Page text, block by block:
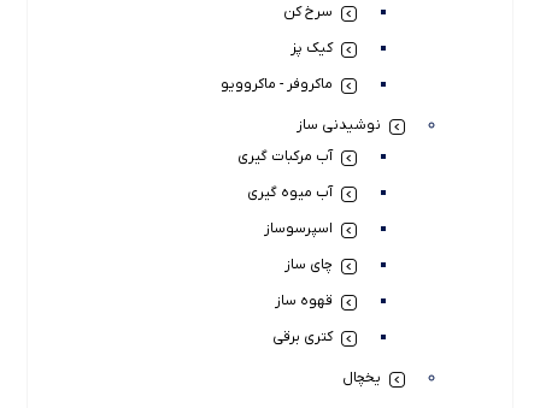
سرخ کن
کیک پز
ماکروفر - ماکروویو
نوشیدنی ساز
آب مرکبات گیری
آب میوه گیری
اسپرسوساز
چای ساز
قهوه ساز
کتری برقی
یخچال